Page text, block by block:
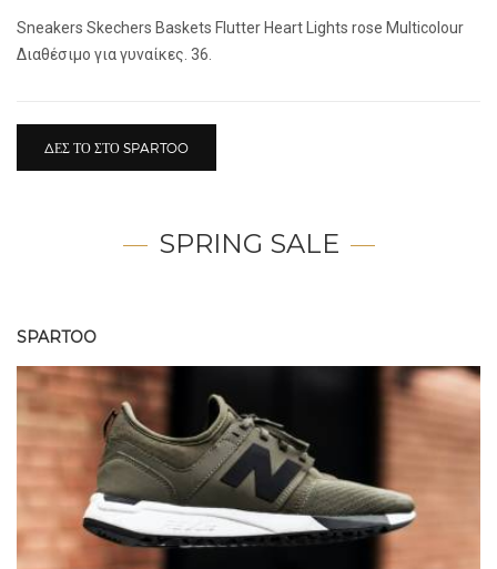
Sneakers Skechers Baskets Flutter Heart Lights rose Multicolour
Διαθέσιμο για γυναίκες. 36.
ΔΕΣ ΤΟ ΣΤΟ SPARTOO
SPRING SALE
SPARTOO